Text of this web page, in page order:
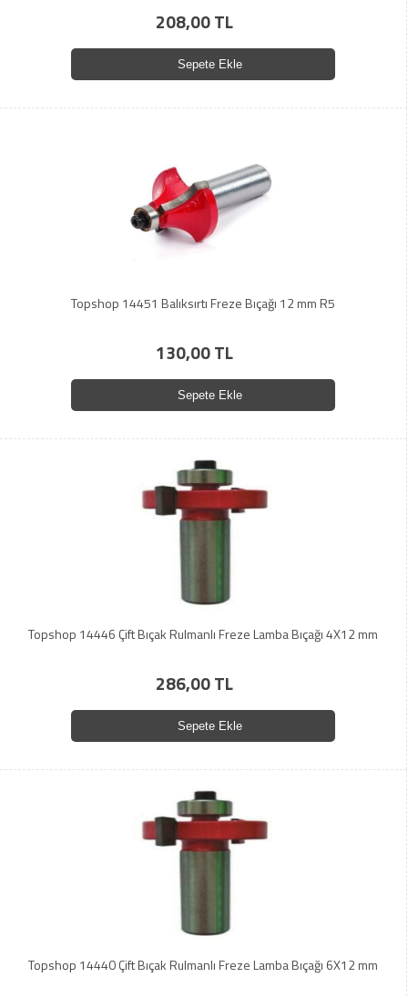
208,00 TL
Sepete Ekle
Topshop 14451 Balıksırtı Freze Bıçağı 12 mm R5
130,00 TL
Sepete Ekle
Topshop 14446 Çift Bıçak Rulmanlı Freze Lamba Bıçağı 4X12 mm
286,00 TL
Sepete Ekle
Topshop 14440 Çift Bıçak Rulmanlı Freze Lamba Bıçağı 6X12 mm